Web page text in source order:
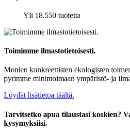
Yli 18.550 tuotetta
Toimimme ilmastotietoisesti.
Monien konkreettisten ekologisten
pyrimme minimoimaan ympäristö- ja
Löydät lisätietoa täältä.
Tarvitsetko apua tilaustasi koskien?
kysymyksiisi.